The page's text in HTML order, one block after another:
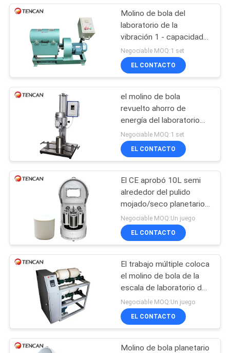
EN
CONTACTO
CON
NOTICIAS
CITA
SITIO
POLÍTICA
PRIVACIDAD
Molino de bola
revuelto
Molino de bola
vibrante
47
Tarro del molino de
bola
35
Molino de bola del
laboratorio de la
vibración 1 - capacidad
grande 5L del volumen
del tarro del 80% y de la
chaqueta de agua
Negociable MOQ:1 set
EL CONTACTO
el molino de bola
revuelto ahorro de
energía del laboratorio
220V 1400rpm gira la
velocidad de poco ruido
Negociable MOQ:1 set
EL CONTACTO
El CE aprobó 10L semi
alrededor del pulido
mojado/seco planetario
del molino de bola para el
polvo nano
Negociable MOQ:Un juego
EL CONTACTO
El trabajo múltiple coloca
el molino de bola de la
escala de laboratorio del
tarro del balanceo para el
pulido
intermitente/continuo
Negociable MOQ:Un juego
EL CONTACTO
Molino de bola planetario